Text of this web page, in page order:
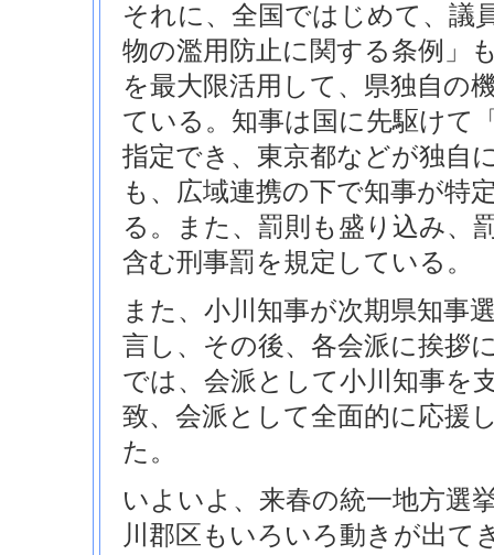
それに、全国ではじめて、議
物の濫用防止に関する条例」
を最大限活用して、県独自の
ている。知事は国に先駆けて
指定でき、東京都などが独自
も、広域連携の下で知事が特
る。また、罰則も盛り込み、
含む刑事罰を規定している。
また、小川知事が次期県知事
言し、その後、各会派に挨拶
では、会派として小川知事を
致、会派として全面的に応援
た。
いよいよ、来春の統一地方選
川郡区もいろいろ動きが出て